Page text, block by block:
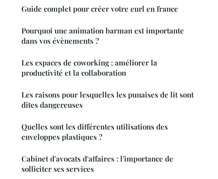
Guide complet pour créer votre eurl en france
Pourquoi une animation barman est importante
dans vos évènements ?
Les espaces de coworking : améliorer la
productivité et la collaboration
Les raisons pour lesquelles les punaises de lit sont
dites dangereuses
Quelles sont les différentes utilisations des
enveloppes plastiques ?
Cabinet d'avocats d'affaires : l'importance de
solliciter ses services